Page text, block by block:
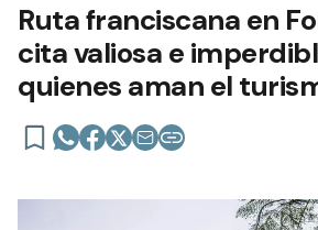
Ruta franciscana en
cita valiosa e
quienes aman el